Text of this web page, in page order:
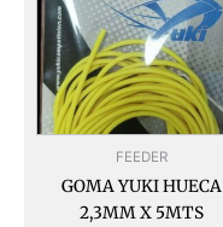
FEEDER
GOMA YUKI HUECA
2,3MM X 5MTS